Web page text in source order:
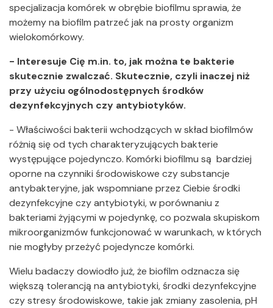
specjalizacja komórek w obrębie biofilmu sprawia, że
możemy na biofilm patrzeć jak na prosty organizm
wielokomórkowy.
- Interesuje Cię m.in. to, jak można te bakterie
skutecznie zwalczać. Skutecznie, czyli inaczej niż
przy użyciu ogólnodostępnych środków
dezynfekcyjnych czy antybiotyków.
- Właściwości bakterii wchodzących w skład biofilmów
różnią się od tych charakteryzujących bakterie
występujące pojedynczo. Komórki biofilmu są bardziej
oporne na czynniki środowiskowe czy substancje
antybakteryjne, jak wspomniane przez Ciebie środki
dezynfekcyjne czy antybiotyki, w porównaniu z
bakteriami żyjącymi w pojedynkę, co pozwala skupiskom
mikroorganizmów funkcjonować w warunkach, w których
nie mogłyby przeżyć pojedyncze komórki.
Wielu badaczy dowiodło już, że biofilm odznacza się
większą tolerancją na antybiotyki, środki dezynfekcyjne
czy stresy środowiskowe, takie jak zmiany zasolenia, pH